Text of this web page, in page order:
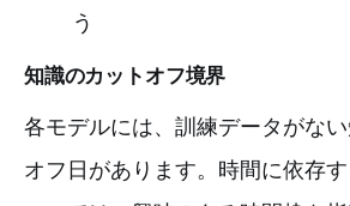
う
知識のカットオフ境界
各モデルには、訓練データがな
オフ日があります。時間に依存